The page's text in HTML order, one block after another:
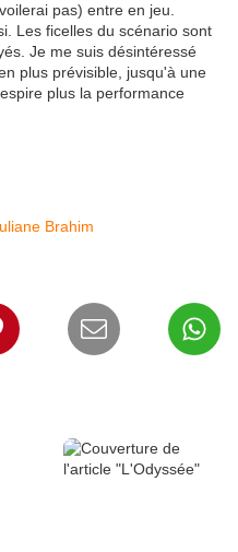
pas) entre en jeu.
Les ficelles du scénario sont
Je me suis désintéressé
plus prévisible, jusqu'à une
plus la performance
Brahim